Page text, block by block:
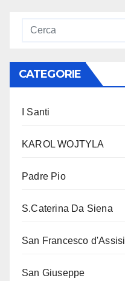
articoli
CATEGORIE
I Santi
KAROL WOJTYLA
Padre Pio
S.Caterina Da Siena
San Francesco d'Assisi
San Giuseppe